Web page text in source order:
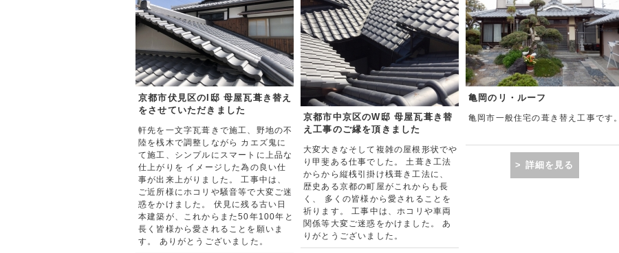
京都市伏見区のI邸 母屋瓦葺き替え
をさせていただきました
軒先を一文字瓦葺きで施工、野地の不
陸を桟木で調整しながら カエズ鬼に
て施工、シンプルにスマートに上品な
仕上がりを イメージした為の良い仕
事が出来上がりました。 工事中は、
ご近所様にホコリや騒音等で大変ご迷
惑をかけました。 伏見に残る古い日
本建築が、これからまた50年100年と
長く皆様から愛されることを願いま
す。 ありがとうございました。
京都市中京区のW邸 母屋瓦葺き替
え工事のご縁を頂きました
大変大きなそして複雑の屋根形状でや
り甲斐ある仕事でした。 土葺き工法
からから縦桟引掛け桟葺き工法に、
歴史ある京都の町屋がこれからも長
く、 多くの皆様から愛されることを
祈ります。 工事中は、ホコリや車両
関係等大変ご迷惑をかけました。 あ
りがとうございました。
亀岡のリ・ルーフ
亀岡市一般住宅の葺き替え工事です。
> 詳細を見る